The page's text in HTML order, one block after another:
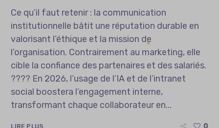
Ce qu’il faut retenir : la communication
institutionnelle bâtit une réputation durable en
valorisant l’éthique et la mission de
l’organisation. Contrairement au marketing, elle
cible la confiance des partenaires et des salariés.
???? En 2026, l’usage de l’IA et de l’intranet
social boostera l’engagement interne,
transformant chaque collaborateur en...
LIRE PLUS